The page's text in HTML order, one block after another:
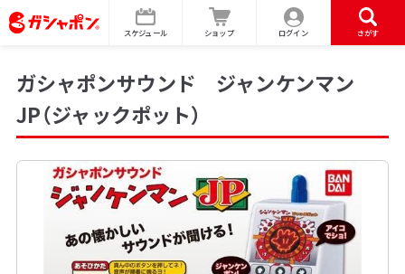
スケジュール ショップ ログイン さがす
ガシャポンサウンド ジャンケンマン
JP（ジャックポット）